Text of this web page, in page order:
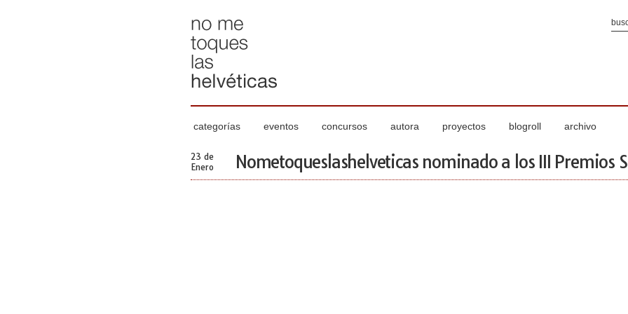
categorías eventos concursos autora proyectos blogroll archivo
23 de
Enero
Nometoqueslashelveticas nominado a los III Premios